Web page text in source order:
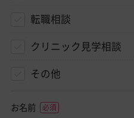
転職相談
クリニック見学相談
その他
お名前